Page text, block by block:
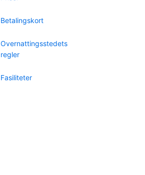
Betalingskort
Overnattingsstedets
regler
Fasiliteter